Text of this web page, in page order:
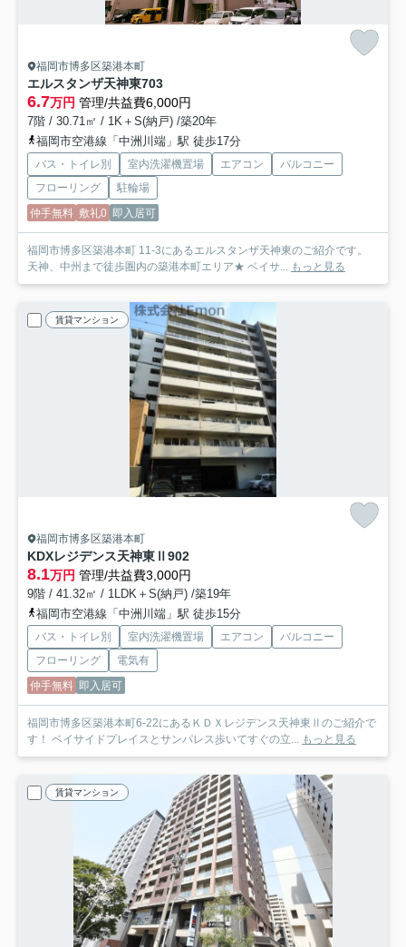
福岡市博多区築港本町
エルスタンザ天神東703
6.7万円 管理/共益費6,000円
7階 / 30.71㎡ / 1K＋S(納戸) /築20年
福岡市空港線「中洲川端」駅 徒歩17分
バス・トイレ別 室内洗濯機置場 エアコン
バルコニー
フローリング
駐輪場
仲手無料 敷礼0 即入居可
福岡市博多区築港本町 11-3にあるエルスタンザ天神東のご紹介です。
天神、中州まで徒歩圏内の築港本町エリア★ ベイサ... もっと見る
賃貸マンション
福岡市博多区築港本町
KDXレジデンス天神東Ⅱ 902
8.1万円 管理/共益費3,000円
9階 / 41.32㎡ / 1LDK＋S(納戸) /築19年
福岡市空港線「中洲川端」駅 徒歩15分
バス・トイレ別 室内洗濯機置場 エアコン
バルコニー
フローリング
電気有
仲手無料 即入居可
福岡市博多区築港本町6-22にあるＫＤＸレジデンス天神東Ⅱのご紹介で
す！ ベイサイドプレイスとサンパレス歩いてすぐの立... もっと見る
賃貸マンション